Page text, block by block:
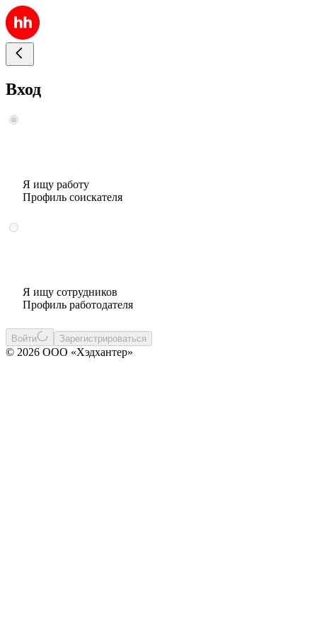
Вход
Я ищу работу
Профиль соискателя
Я ищу сотрудников
Профиль работодателя
Войти Зарегистрироваться
© 2026 ООО «Хэдхантер»